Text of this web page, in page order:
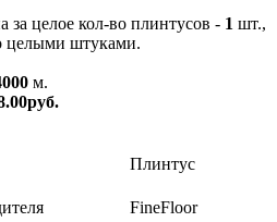
за целое кол-во плинтусов - 1 шт.,
целыми штуками.
м.
руб.
Плинтус
FineFloor